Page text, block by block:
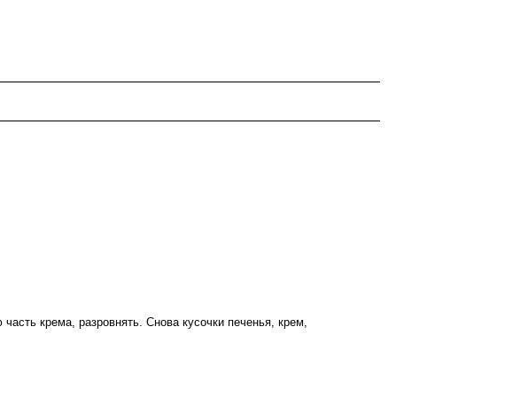
крема, разровнять. Снова кусочки печенья, крем,